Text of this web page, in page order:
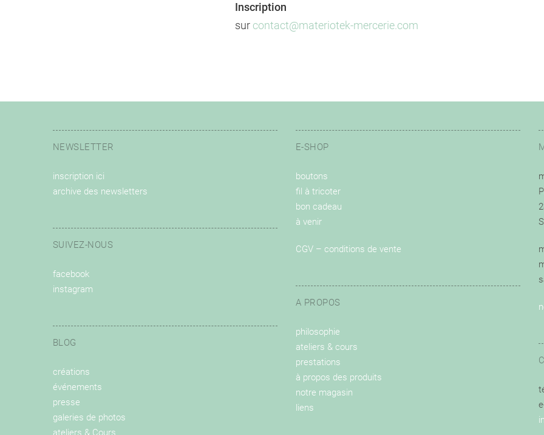
Inscription
sur contact@materiotek-mercerie.com
NEWSLETTER
inscription ici
archive des newsletters
SUIVEZ-NOUS
facebook
instagram
BLOG
créations
événements
presse
galeries de photos
ateliers & Cours
E-SHOP
boutons
fil à tricoter
bon cadeau
à venir
CGV – conditions de vente
A PROPOS
philosophie
ateliers & cours
prestations
à propos des produits
notre magasin
liens